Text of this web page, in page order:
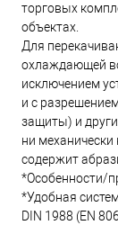
торговых
объектах.
Для
охлаждающей
исключением
и с
защиты) и
ни
содержит
*Особенности/
*Удобная
DIN 1988 (EN